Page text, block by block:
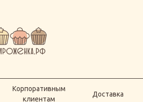
Корпоративным
клиентам
Доставка